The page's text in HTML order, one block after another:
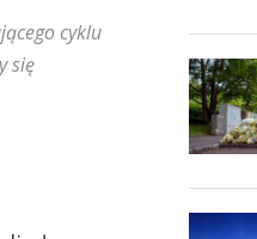
cyklu
się